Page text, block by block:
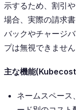
示するため、割引
場合、実際の請求
バックやチャージ
プは無視できません
主な機能
ネームスペース